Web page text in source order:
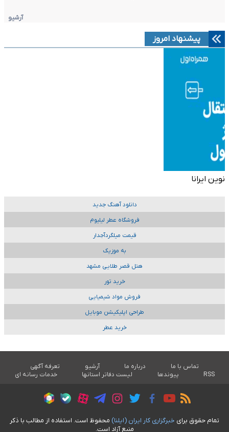
آرشیو
پیشنهاد امروز
نوین ایرانا
دانلود آهنگ جدید
فروشگاه عطر لیلیوم
قیمت میلگردآجدار
به موزیک
هتل قصر طلایی مشهد
خرید تور
فروش مواد شیمیایی
طراحی اپلیکیشن موبایل
خرید عطر
تماس با ما درباره ما آرشیو
تعرفه آگهی
RSS
پیوندها لیست دفاتر استانها خدمات رسانه ای
تمام حقوق برای خبرگزاری کار ايران (ايلنا) محفوظ است. استفاده از مطالب با ذکر
منبع آزاد است.